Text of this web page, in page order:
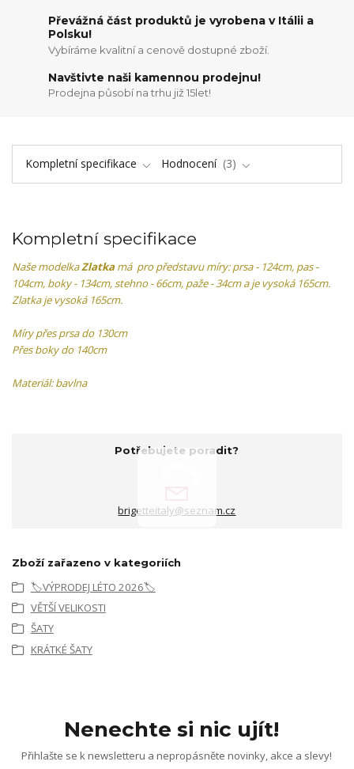
Převážná část produktů je vyrobena v Itálii a
Polsku!
Vybíráme kvalitní a cenově dostupné zboží.
Navštivte naši kamennou prodejnu!
Prodejna působí na trhu již 15let!
Kompletní specifikace Hodnocení 3
Kompletní specifikace
Naše modelkaZlatkamá pro představu míry: prsa - 124cm, pas -
104cm, boky - 134cm, stehno - 66cm, paže - 34cm a je vysoká 165cm.
Zlatka je vysoká 165cm.
Míry přes prsa do 130cm
Přes boky do 140cm
Materiál: bavlna
Potřebujete poradit?
brigetteitaly@seznam.cz
Zboží zařazeno v kategoriích
🏷️VÝPRODEJ LÉTO 2026🏷️
VĚTŠÍ VELIKOSTI
ŠATY
KRÁTKÉ ŠATY
Nenechte si nic ujít!
Přihlašte se k newsletteru a nepropásněte novinky, akce a slevy!